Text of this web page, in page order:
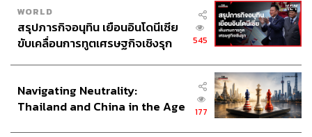
WORLD
สรุปภารกิจอนุทิน เยือนอินโดนีเซีย
ขับเคลื่อนการทูตเศรษฐกิจเชิงรุก
545
Navigating Neutrality:
Thailand and China in the Age
177